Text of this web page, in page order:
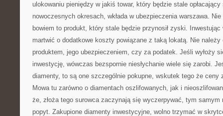
ulokowaniu pieniędzy w jakiś towar, który będzie stale
nowoczesnych okresach, wkłada w ubezpieczenia warszawa.
bowiem to produkt, który stale będzie przynosił zyski.
martwić o dodatkowe koszty powiązane z taką lokatą. Nie należy
produktem, jego ubezpieczeniem, czy za podatek. Jeśli wyłoży
inwestycję, wówczas bezspornie niesłychanie wiele się zarobi.
diamenty, to są one szczególnie pokupne, wskutek tego że ceny
Mowa tu zarówno o diamentach oszlifowanych, jak i
że, złoża tego surowca zaczynają się wyczerpywać, tym
popyt. Zakupione diamenty inwestycyjne, wolno trzymać w